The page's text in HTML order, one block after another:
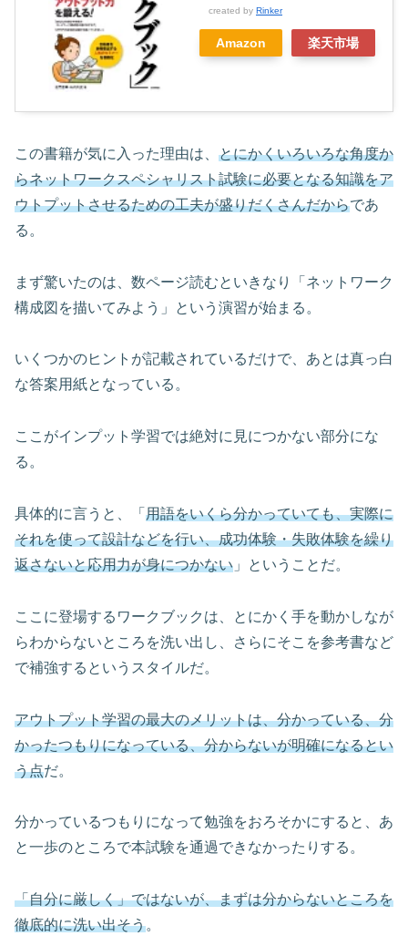
created by Rinker
Amazon 楽天市場
この書籍が気に入った理由は、 とにかくいろいろな角度か
らネットワークスペシャリスト試験に必要となる知識をア
ウトプットさせるための工夫が盛りだくさんだからであ
る。
まず驚いたのは、数ページ読むといきなり「ネットワーク
構成図を描いてみよう」という演習が始まる。
いくつかのヒントが記載されているだけで、あとは真っ白
な答案用紙となっている。
ここがインプット学習では絶対に見につかない部分にな
る。
具体的に言うと、「 用語をいくら分かっていても、実際に
それを使って設計などを行い、成功体験・失敗体験を繰り
返さないと応用力が身につかない 」ということだ。
ここに登場するワークブックは、とにかく手を動かしなが
らわからないところを洗い出し、さらにそこを参考書など
で補強するというスタイルだ。
アウトプット学習の最大のメリットは、分かっている、分
かったつもりになっている、分からないが明確になるとい
う点だ。
分かっているつもりになって勉強をおろそかにすると、あ
と一歩のところで本試験を通過できなかったりする。
「自分に厳しく」ではないが、まずは分からないところを
徹底的に洗い出そう。